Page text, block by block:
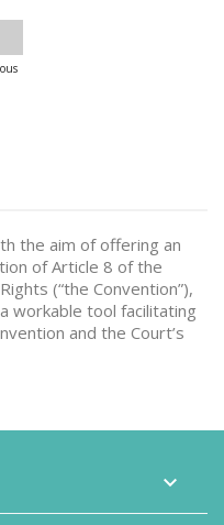
the aim of offering an
of Article 8 of the
(“the Convention”),
workable tool facilitating
and the Court’s
